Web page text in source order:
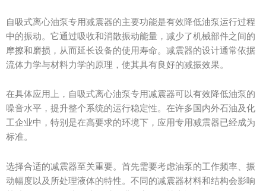
自吸式离心油泵专用减震器的主要功能是有效降低油泵运行过程
中的振动。它通过吸收和消散振动能量，减少了机械部件之间的
摩擦和磨损，从而延长设备的使用寿命。减震器的设计通常依据
流体力学与材料力学的原理，使其具有良好的减振效果。
在具体应用上，自吸式离心油泵专用减震器可以有效降低油泵的
噪音水平，提升整个系统的运行稳定性。在许多国内外石油及化
工企业中，特别是在高要求的环境下，应用专用减震器已经成为
标准。
选择合适的减震器至关重要。首先需要考虑油泵的工作频率、振
动幅度以及所处理液体的特性。不同的减震器材料和结构会影响